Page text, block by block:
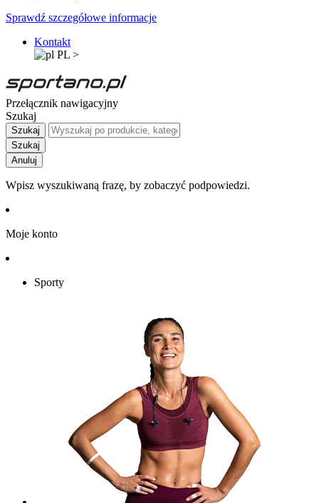
Sprawdź szczegółowe informacje
Kontakt
PL >
Przełącznik nawigacyjny
Szukaj
Szukaj
Szukaj
Anuluj
Wpisz wyszukiwaną frazę, by zobaczyć podpowiedzi.
Moje konto
Sporty